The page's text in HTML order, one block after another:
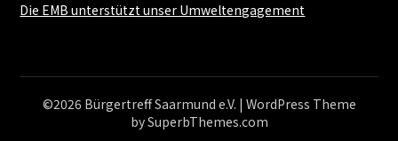
Die EMB unterstützt unser Umweltengagement
©2026 Bürgertreff Saarmund e.V. | WordPress Theme
bySuperbThemes.com